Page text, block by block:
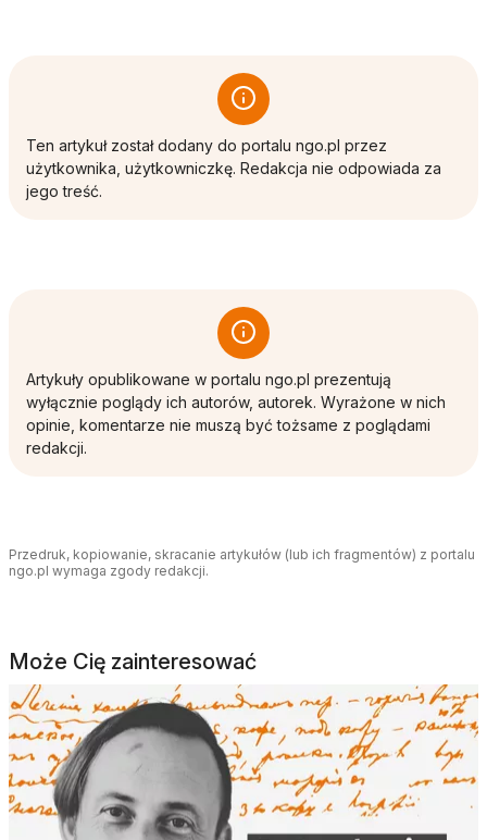
Ten artykuł został dodany do portalu ngo.pl przez
użytkownika, użytkowniczkę. Redakcja nie odpowiada za
jego treść.
Artykuły opublikowane w portalu ngo.pl prezentują
wyłącznie poglądy ich autorów, autorek. Wyrażone w nich
opinie, komentarze nie muszą być tożsame z poglądami
redakcji.
Przedruk, kopiowanie, skracanie artykułów (lub ich fragmentów) z portalu
ngo.pl wymaga zgody redakcji.
Może Cię zainteresować